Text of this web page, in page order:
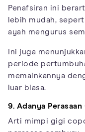
Penafsiran ini
lebih mudah,
ayah mengurus
Ini juga
periode
memainkannya
luar biasa.
9. Adanya
Arti mimpi gigi